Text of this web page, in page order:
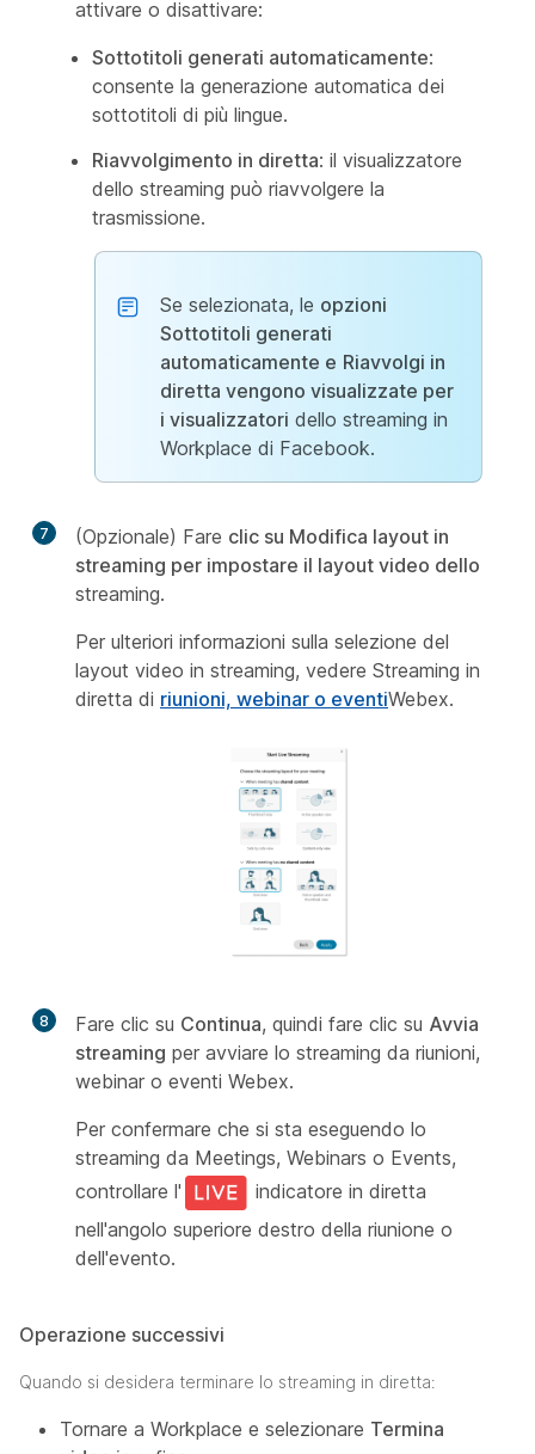
attivare o disattivare:
Sottotitoli generati automaticamente:
consente la generazione automatica dei
sottotitoli di più lingue.
Riavvolgimento in diretta: il visualizzatore
dello streaming può riavvolgere la
trasmissione.
Se selezionata, le opzioni
Sottotitoli generati
automaticamente e Riavvolgi in
diretta vengono visualizzate per
i visualizzatori dello streaming in
Workplace di Facebook.
7 (Opzionale) Fare clic su Modifica layout in
streaming per impostare il layout video dello
streaming.
Per ulteriori informazioni sulla selezione del
layout video in streaming, vedere Streaming in
diretta di riunioni, webinar o eventiWebex.
8 Fare clic su Continua, quindi fare clic su Avvia
streaming per avviare lo streaming da riunioni,
webinar o eventi Webex.
Per confermare che si sta eseguendo lo
streaming da Meetings, Webinars o Events,
controllare l'
indicatore in diretta
nell'angolo superiore destro della riunione o
dell'evento.
Operazione successivi
Quando si desidera terminare lo streaming in diretta:
Tornare a Workplace e selezionare Termina